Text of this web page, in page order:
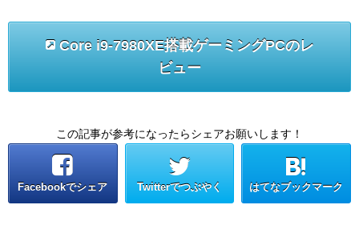
Core i9-7980XE搭載ゲーミングPCのレ
ビュー
この記事が参考になったらシェアお願いします！
Facebookでシェア Twitterでつぶやく はてなブックマーク